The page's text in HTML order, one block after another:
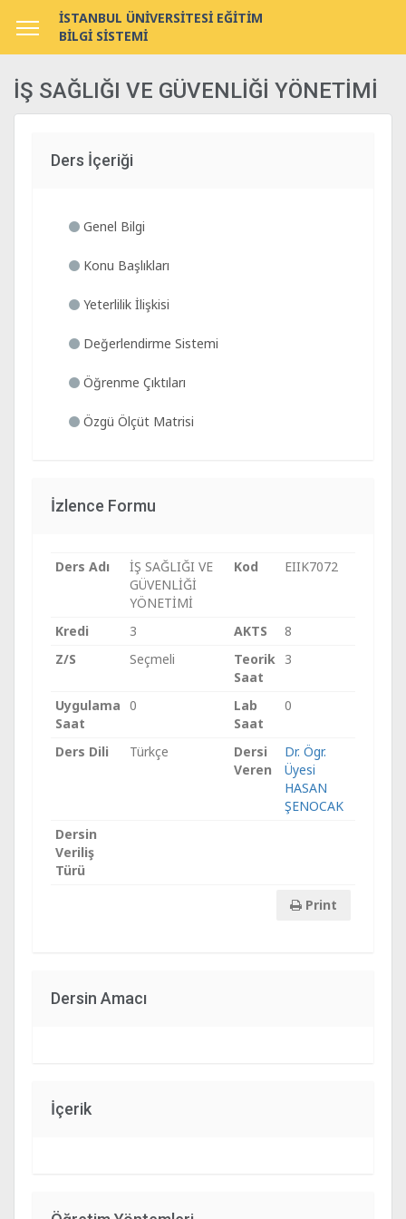
İSTANBUL ÜNİVERSİTESİ EĞİTİM
BİLGİ SİSTEMİ
İŞ SAĞLIĞI VE GÜVENLİĞİ YÖNETİMİ
Ders İçeriği
Genel Bilgi
Konu Başlıkları
Yeterlilik İlişkisi
Değerlendirme Sistemi
Öğrenme Çıktıları
Özgü Ölçüt Matrisi
İzlence Formu
Ders Adı
İŞ SAĞLIĞI VE
GÜVENLİĞİ
YÖNETİMİ
Kod EIIK7072
Kredi 3 AKTS
8
Z/S
Seçmeli
Teorik
Saat
3
Uygulama
Saat
0
Lab
Saat
0
Ders Dili Türkçe
Dersi
Veren
Dr. Ögr.
Üyesi
HASAN
ŞENOCAK
Dersin
Veriliş
Türü
Print
Dersin Amacı
İçerik